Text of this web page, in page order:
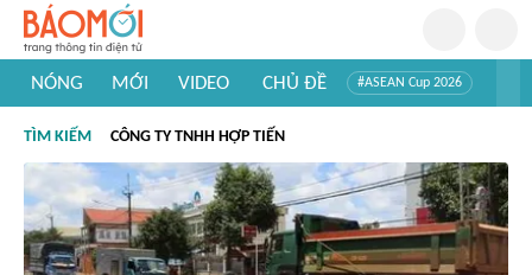
NÓNG MỚI VIDEO CHỦ ĐỀ #ASEAN Cup 2026
#Khám phá thế giới
TÌM KIẾM CÔNG TY TNHH HỢP TIẾN